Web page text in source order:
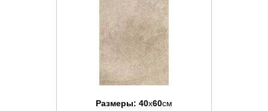
Размеры: 40x60см